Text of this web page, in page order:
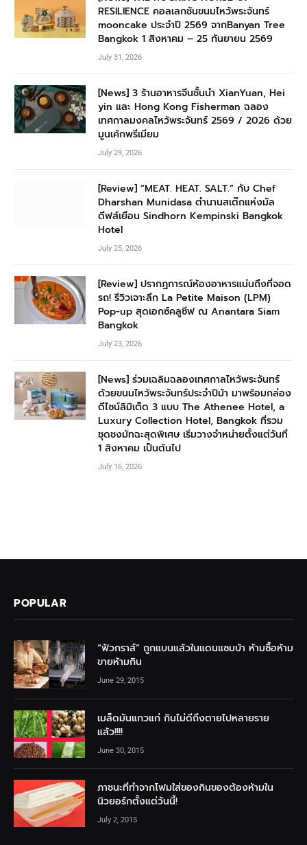
RESILIENCE คอลเลกชันขนมไหว้พระจันทร์
mooncake ประจำปี 2569 จากBanyan Tree
Bangkok 1 สิงหาคม – 25 กันยายน 2569
July 31, 2026
[News] 3 ร้านอาหารจีนชั้นนำ XianYuan, Hei
yin และ Hong Kong Fisherman ฉลอง
เทศกาลมงคลไหว้พระจันทร์ 2569 / 2026 ด้วย
มูนเค้กพรีเมียม
July 29, 2026
[Review] “MEAT. HEAT. SALT.” กับ Chef
Dharshan Munidasa ตำนานสเต๊กแห่งมัล
ดีฟส์เยือน Sindhorn Kempinski Bangkok
Hotel
July 25, 2026
[Review] ปรากฏการณ์ห้องอาหารแน่นถึงที่จอด
รถ! รีวิวเจาะลึก La Petite Maison (LPM)
Pop-up สุดเอกซ์คลูซีฟ ณ Anantara Siam
Bangkok
July 23, 2026
[News] ร่วมเฉลิมฉลองเทศกาลไหว้พระจันทร์
ด้วยขนมไหว้พระจันทร์ประจำปีม้า มาพร้อมกล่อง
ดีไซน์ลิมิเต็ด 3 แบบ The Athenee Hotel, a
Luxury Collection Hotel, Bangkok ที่รวม
ชุดชงมัทฉะสุดพิเศษ เริ่มวางจำหน่ายตั้งแต่วันที่
1 สิงหาคม เป็นต้นไป
July 16, 2026
POPULAR
“ฟัวกราส์” ถูกแบนแล้วในแดนแซมบ้า ห้ามซื้อห้าม
ขายห้ามกิน
June 29, 2015
เมล็ดมันแกวแก่ กินไม่ดีถึงตายไปหลายราย
แล้ว!!!!
June 30, 2015
ภาชนะที่ทำจากโฟมใส่ของกินของต้องห้ามใน
นิวยอร์กตั้งแต่วันนี้!
July 2, 2015